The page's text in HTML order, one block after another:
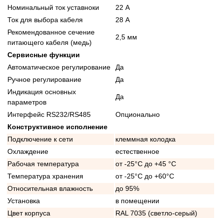
Номинальный ток уставноки
22 А
Ток для выбора кабеля
28 А
Рекомендованное сечение
питающего кабеля (медь)
2,5 мм
Сервисные функции
Автоматическое регулирование
Да
Ручное регулирование
Да
Индикация основных
параметров
Да
Интерфейс RS232/RS485
Опционально
Конструктивное исполнение
Подключение к сети
клеммная колодка
Охлаждение
естественное
Рабочая температура
от -25°C до +45 °C
Температура хранения
от -25°C до +60°C
Относительная влажность
до 95%
Установка
в помещении
Цвет корпуса
RAL 7035 (светло-серый)